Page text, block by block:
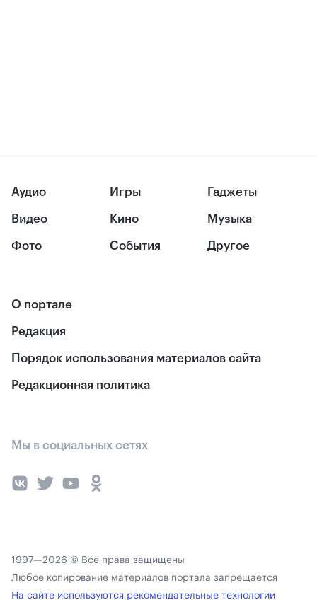
Аудио
Видео
Фото
Игры
Кино
События
Гаджеты
Музыка
Другое
О портале
Редакция
Порядок использования материалов сайта
Редакционная политика
Мы в социальных сетях
1997—2026 © Все права защищены
Любое копирование материалов портала запрещается
На сайте используются рекомендательные технологии